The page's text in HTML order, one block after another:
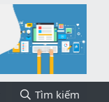
Tìm kiếm